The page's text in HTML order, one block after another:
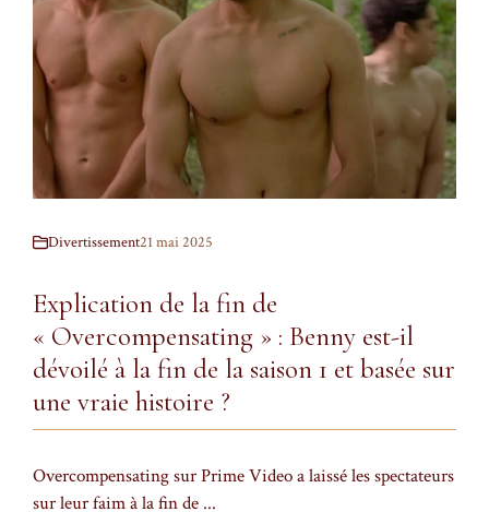
Divertissement21 mai 2025
Explication de la fin de
« Overcompensating » : Benny est-il
dévoilé à la fin de la saison 1 et basée sur
une vraie histoire ?
Overcompensating sur Prime Video a laissé les spectateurs
sur leur faim à la fin de ...